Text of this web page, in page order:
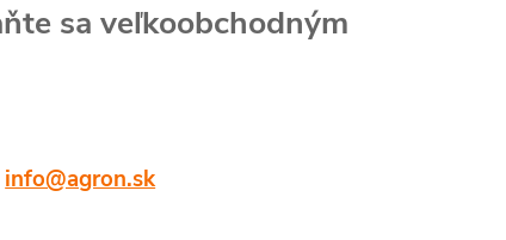
sa veľkoobchodným
info@agron.sk